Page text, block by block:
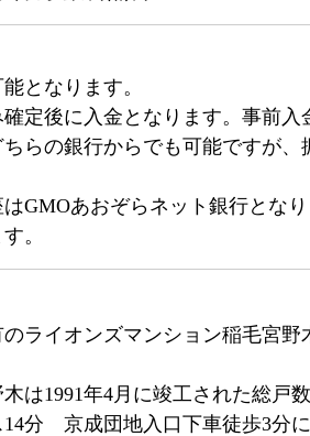
となります。
定後に入金となります。事前入
らの銀行からでも可能ですが
GMOあおぞらネット銀行とな
。
ライオンズマンション稲毛宮
は1991年4月に竣工された総戸
分 京成団地入口下車徒歩3分に